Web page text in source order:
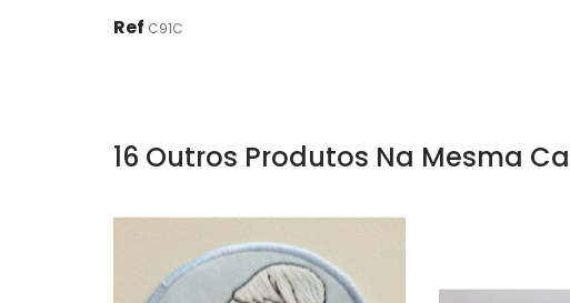
Ref C91C
16 Outros Produtos Na Mesma